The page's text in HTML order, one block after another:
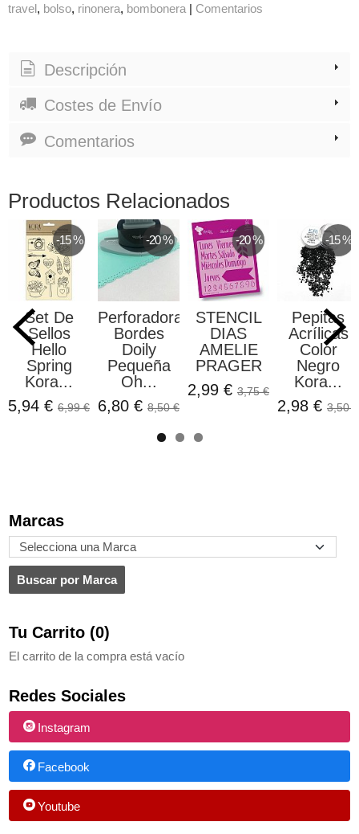
Marcas
Tu Carrito (0)
El carrito de la compra está vacío
Redes Sociales
Instagram
Facebook
Youtube
travel bolso rinonera bombonera | Comentarios
Descripción
Costes de Envío
Comentarios
Productos Relacionados
-15 %
Set De
Sellos
Hello
Spring
Kora...
5,94 € 6,99 €
-20 %
Perforadora
Bordes
Doily
Pequeña
Oh...
6,80 € 8,50 €
-20 %
STENCIL
DIAS
AMELIE
PRAGER
2,99 € 3,75 €
-15 %
Pepitas
Acrílicas
Color
Negro
Kora...
2,98 € 3,50 €